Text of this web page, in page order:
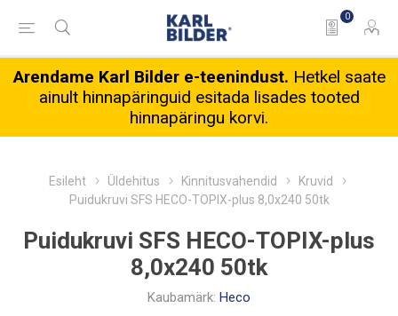
0
Arendame Karl Bilder e-teenindust. Hetkel saate
ainult hinnapäringuid esitada lisades tooted
hinnapäringu korvi.
Esileht Üldehitus Kinnitusvahendid
Kruvid
Puidukruvi SFS HECO-TOPIX-plus 8,0x240 50tk
Puidukruvi SFS HECO-TOPIX-plus
8,0x240 50tk
Kaubamärk: Heco